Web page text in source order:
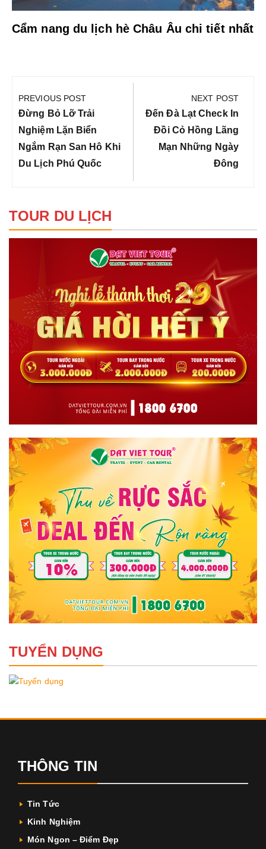
Cẩm nang du lịch hè Châu Âu chi tiết nhất
hướng
bài
viết
PREVIOUS POST
Previous
Post:
Đừng Bỏ Lỡ Trải
Nghiệm Lặn Biển
Ngắm Rạn San Hô Khi
Du Lịch Phú Quốc
NEXT POST
Next
Post:
Đến Đà Lạt Check In
Đồi Cỏ Hồng Lãng
Mạn Những Ngày
Đông
TOUR DU LỊCH
TUYỂN DỤNG
THÔNG TIN
Tin Tức
Kinh Nghiệm
Món Ngon – Điểm Đẹp